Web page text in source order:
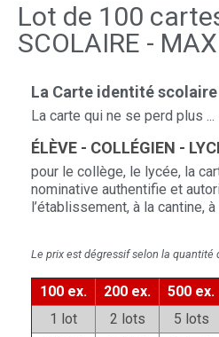
Lot de 100
SCOLAIRE -
La Carte identité scolaire
La carte qui ne se perd plus ...
ÉLÈVE - COLLÉGIEN -
pour le collège, le lycée, la
nominative authentifie et
l’établissement, à la cantine,
Le prix est dégressif selon la quantité
100 ex. 200 ex. 500 ex.
1 lot
2 lots 5 lots